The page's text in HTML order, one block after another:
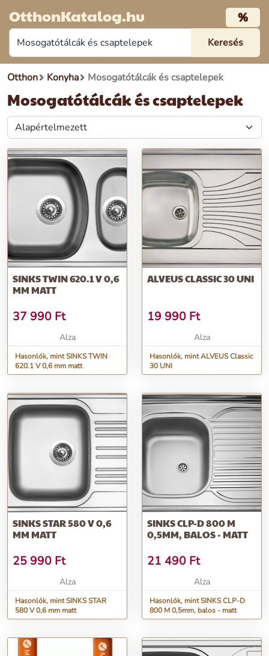
OtthonKatalog.hu %
Otthon Konyha Mosogatótálcák és csaptelepek
Mosogatótálcák és csaptelepek
SINKS TWIN 620.1 V 0,6
MM MATT
37 990 Ft
Alza
Hasonlók, mint SINKS TWIN
620.1 V 0,6 mm matt
ALVEUS CLASSIC 30 UNI
19 990 Ft
Alza
Hasonlók, mint ALVEUS Classic
30 UNI
SINKS STAR 580 V 0,6
MM MATT
25 990 Ft
Alza
Hasonlók, mint SINKS STAR
580 V 0,6 mm matt
SINKS CLP-D 800 M
0,5MM, BALOS - MATT
21 490 Ft
Alza
Hasonlók, mint SINKS CLP-D
800 M 0,5mm, balos - matt